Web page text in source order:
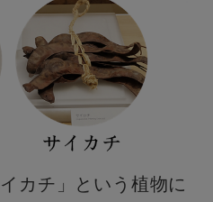
カチ」という植物に